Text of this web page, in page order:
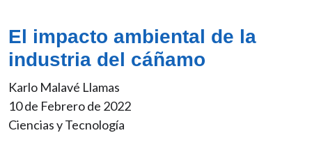
El impacto ambiental de la
industria del cáñamo
Karlo Malavé Llamas
10 de Febrero de 2022
Ciencias y Tecnología